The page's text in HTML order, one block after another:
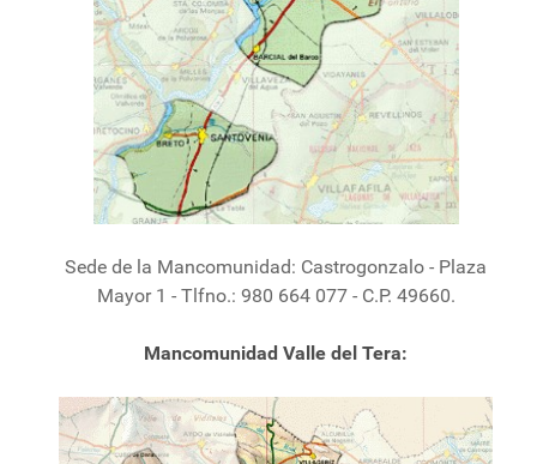
Sede de la Mancomunidad: Castrogonzalo - Plaza
Mayor 1 - Tlfno.: 980 664 077 - C.P. 49660.
Mancomunidad Valle del Tera: